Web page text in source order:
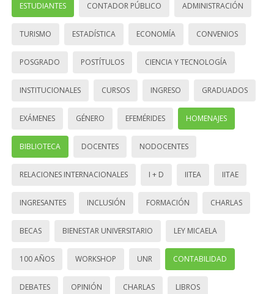
ESTUDIANTES CONTADOR PÚBLICO ADMINISTRACIÓN
TURISMO ESTADÍSTICA ECONOMÍA CONVENIOS
POSGRADO POSTÍTULOS CIENCIA Y TECNOLOGÍA
INSTITUCIONALES CURSOS INGRESO GRADUADOS
EXÁMENES GÉNERO EFEMÉRIDES HOMENAJES
BIBLIOTECA DOCENTES NODOCENTES
RELACIONES INTERNACIONALES I + D IITEA IITAE
INGRESANTES INCLUSIÓN FORMACIÓN CHARLAS
BECAS BIENESTAR UNIVERSITARIO LEY MICAELA
100 AÑOS WORKSHOP UNR CONTABILIDAD
DEBATES OPINIÓN CHARLAS LIBROS